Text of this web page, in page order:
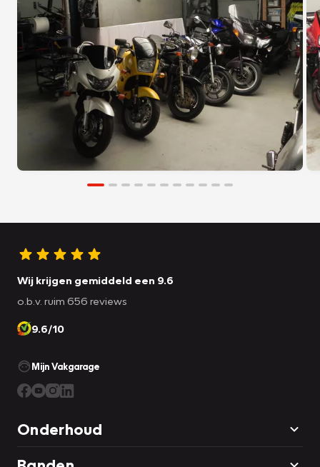
Wij krijgen gemiddeld een 9.6
o.b.v. ruim 656 reviews
9.6/10
Mijn Vakgarage
Onderhoud